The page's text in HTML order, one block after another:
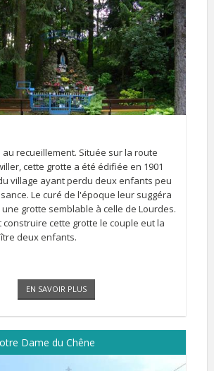
recueillement. Située sur la route
cette grotte a été édifiée en 1901
village ayant perdu deux enfants peu
Le curé de l'époque leur suggéra
grotte semblable à celle de Lourdes.
cette grotte le couple eut la
deux enfants.
EN SAVOIR PLUS
Dame du Chêne